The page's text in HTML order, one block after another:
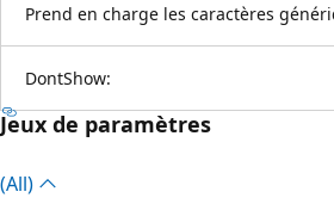
Prend en charge les caractères
DontShow:
Jeux de paramètres
(All)